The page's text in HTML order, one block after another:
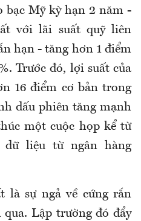
bạc Mỹ kỳ hạn 2 năm -
với lãi suất quỹ liên
hạn - tăng hơn 1 điểm
Trước đó, lợi suất của
16 điểm cơ bản trong
dấu phiên tăng mạnh
một cuộc họp kể từ
liệu từ ngân hàng
là sự ngả về cứng rắn
qua. Lập trường đó đẩy